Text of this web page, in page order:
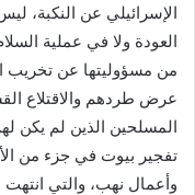
الإسرائيلي عن النكبة،
العودة ولا في عملية
عرض طردهم والاقتلاع
المسلحين الذين لم يكن
تفجير بيوت في جزء من
وأعمال نهب، والتي